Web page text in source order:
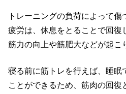
トレーニングの負荷によって
疲労は、休息をとることで回復
筋力の向上や筋肥大などが起こ
寝る前に筋トレを行えば、睡眠
ことができるため、筋肉の回